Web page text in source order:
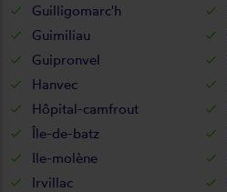
Guilligomarc'h
Guimiliau
Guipronvel
Hanvec
Hôpital-camfrout
Île-de-batz
Ile-molène
Irvillac